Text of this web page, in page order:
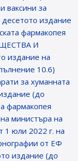
ваксини за
издание
фармакопея
И
издание на
10.6)
за хуманната
(до
фармакопея
министъра на
1 юли 2022 г. на
от ЕФ
издание (до